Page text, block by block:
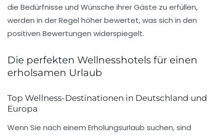
die Bedürfnisse und Wünsche ihrer Gäste zu erfüllen,
werden in der Regel höher bewertet, was sich in den
positiven Bewertungen widerspiegelt.
Die perfekten Wellnesshotels für einen
erholsamen Urlaub
Top Wellness-Destinationen in Deutschland und
Europa
Wenn Sie nach einem Erholungsurlaub suchen, sind